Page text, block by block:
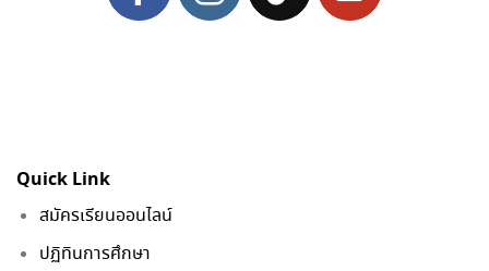
Quick Link
สมัครเรียนออนไลน์
ปฏิทินการศึกษา